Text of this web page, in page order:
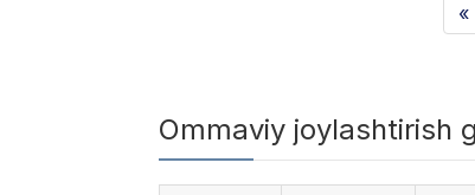
«
Ommaviy joylashtirish